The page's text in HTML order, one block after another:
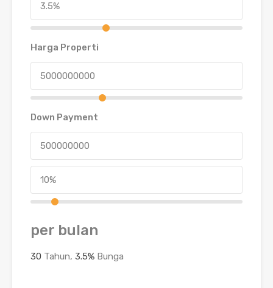
Harga Properti
Down Payment
per bulan
30 Tahun, 3.5% Bunga